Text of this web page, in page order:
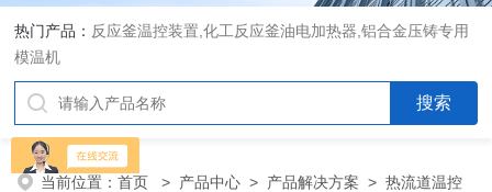
热门产品： 反应釜温控装置,化工反应釜油电加热器,铝合金压铸专用
模温机
当前位置：首页 > 产品中心 > 产品解决方案 >热流道温控